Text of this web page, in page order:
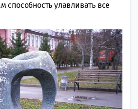
способность улавливать все